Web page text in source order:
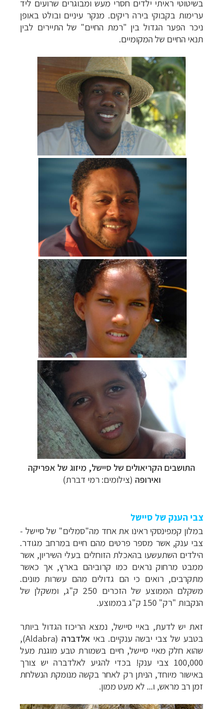
בשיטוטי ראיתי ילדים חסרי מעש ומבוגרים שרועים ליד
ערימות בקבוקי בירה ריקים. מנקר עיניים ובולט באופן
ניכר הפער הגדול בין "רמת החיים" של התיירים לבין
תנאי החיים של המקומיים.
התושבים הקריאולים של סיישל, מיזוג של אפריקה
ואירופה (צילומים: רמי דברת)
צבי הענק של סיישל
במלון קמפינסקי ראינו את אחד מה"סמלים" של סיישל -
צבי ענק, אשר מספר פרטים מהם חיים במרחב מגודר.
הילדים השתעשעו בהאכלת הזוחלים בעלי השיריון, אשר
ממבט מרחוק נראים כמו קרוביהם בארץ, אך כאשר
מתקרבים, רואים כי הם גדולים מהם עשרות מונים.
משקלם הממוצע של הזכרים 250 ק"ג, ומשקלן של
הנקבות "רק" 150 ק"ג בממוצע.
זאת יש לדעת, באיי סיישל, נמצא הריכוז הגדול ביותר
בטבע של צבי יבשה ענקיים. באי אלדברה (
Aldabra
),
שהוא חלק מאיי סיישל, חיים בשמורת טבע מוגנת מעל
100,000 צבי ענק! בכדי להגיע לאלדברה יש צורך
באישור מיוחד, הניתן רק לאחר בקשה מנומקת הנשלחת
זמן רב מראש, ו... לא מעט ממון.
צלילה ביעדים אקזוטייםלחצו לרשימת יעדים »
טיולי אקטיב - אופניים, שייט והליכה לחצו לרשימת
יעדים »
טיול עצמאי לדרום אמריקה